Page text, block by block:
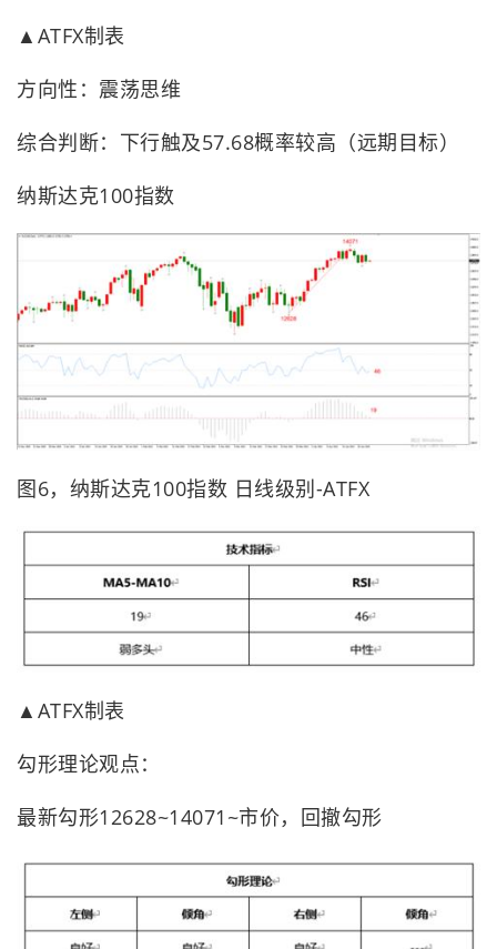
▲ATFX制表
方向性：震荡思维
综合判断：下行触及57.68概率较高（远期目标）
纳斯达克100指数
图6，纳斯达克100指数 日线级别-ATFX
▲ATFX制表
勾形理论观点：
最新勾形12628~14071~市价，回撤勾形